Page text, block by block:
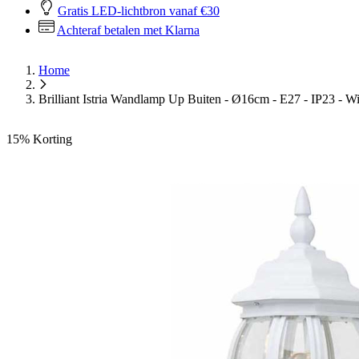
Gratis LED-lichtbron vanaf €30
Achteraf betalen met Klarna
Home
Brilliant Istria Wandlamp Up Buiten - Ø16cm - E27 - IP23 -
15% Korting